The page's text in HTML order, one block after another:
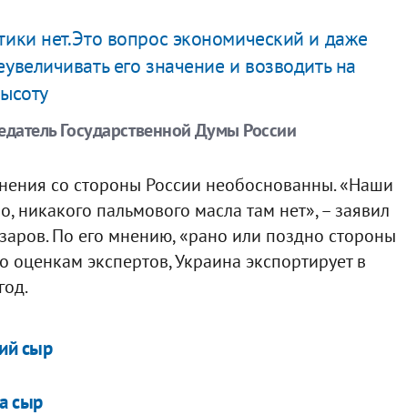
нет.Это вопрос экономический и даже
его значение и возводить на
Государственной Думы России
со стороны России необоснованны. «Наши
никакого пальмового масла там нет», – заявил
По его мнению, «рано или поздно стороны
оценкам экспертов, Украина экспортирует в
сыр
сыр